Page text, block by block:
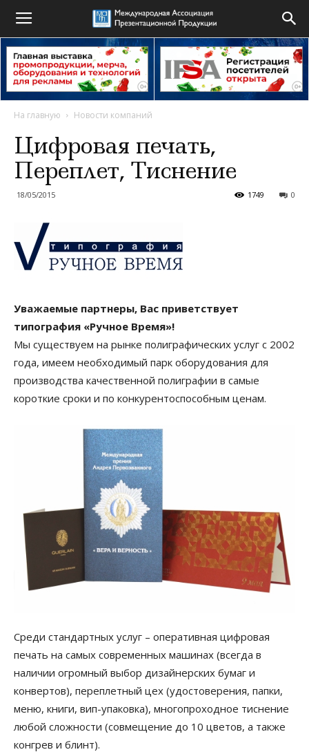
На главную Новости компаний
Цифровая печать,
Переплет, Тиснение
18/05/2015 0
1749
Уважаемые партнеры, Вас приветствует
типография «Ручное Время»!
Мы существуем на рынке полиграфических услуг с 2002
года, имеем необходимый парк оборудования для
производства качественной полиграфии в самые
короткие сроки и по конкурентоспособным ценам.
Среди стандартных услуг – оперативная цифровая
печать на самых современных машинах (всегда в
наличии огромный выбор дизайнерских бумаг и
конвертов), переплетный цех (удостоверения, папки,
меню, книги, вип-упаковка), многопроходное тиснение
любой сложности (совмещение до 10 цветов, а также
конгрев и блинт).